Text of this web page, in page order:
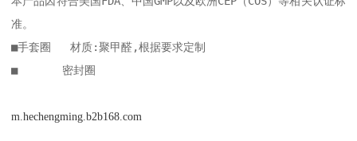
准。
■手套圈   材质:聚甲醛,根据要求定制
m.hechengming.b2b168.com